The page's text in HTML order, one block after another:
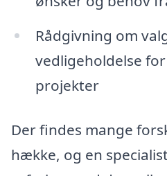
Rådgivning om
vedligeholdelse
projekter
Der findes mange
hække, og en